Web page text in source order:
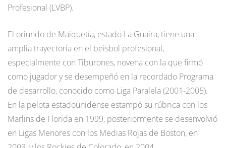
Profesional (LVBP).
El oriundo de Maiquetía, estado La Guaira, tiene una
amplia trayectoria en el beisbol profesional,
especialmente con Tiburones, novena con la que firmó
como jugador y se desempeñó en la recordado Programa
de desarrollo, conocido como Liga Paralela (2001-2005).
En la pelota estadounidense estampó su rúbrica con los
Marlins de Florida en 1999, posteriormente se desenvolvió
en Ligas Menores con los Medias Rojas de Boston, en